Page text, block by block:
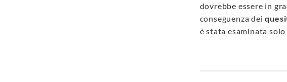
dovrebbe essere in
conseguenza dei
è stata esaminata